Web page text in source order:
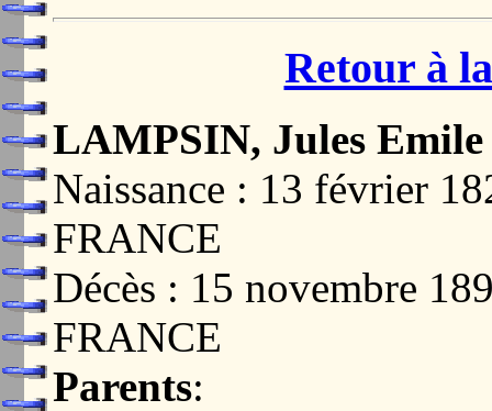
Retour à
LAMPSIN, Jules Emile
Naissance : 13 février
FRANCE
Décès : 15 novembre
FRANCE
Parents: